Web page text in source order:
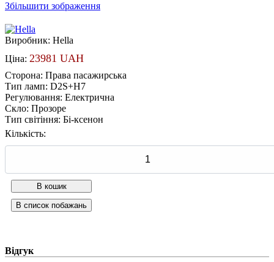
Збільшити зображення
Виробник: Hella
Ціна: 23981 UAH
Сторона: Права пасажирська
Тип ламп: D2S+H7
Регулювання: Електрична
Скло: Прозоре
Тип світіння: Бі-ксенон
Кількість:
Відгук